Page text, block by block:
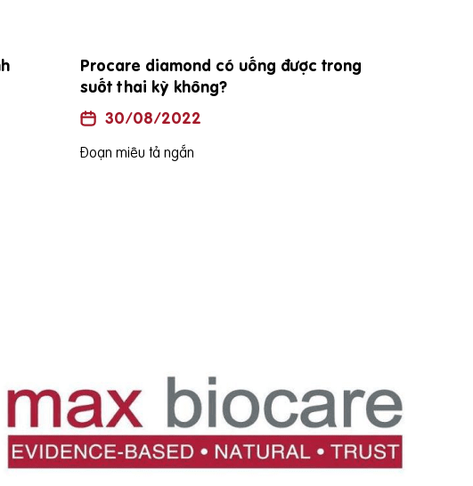
đặc điểm viên thuốc procare diamond
30/08/2022
Đoạn miêu tả ngắn